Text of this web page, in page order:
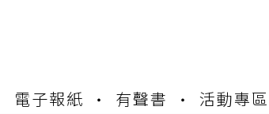
電子報紙 有聲書 活動專區
同步暫停部分閱讀服務